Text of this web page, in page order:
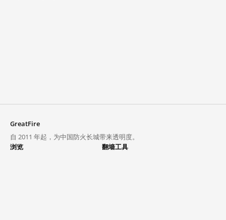
GreatFire
自 2011 年起，为中国防火长城带来透明度。
浏览
翻墙工具